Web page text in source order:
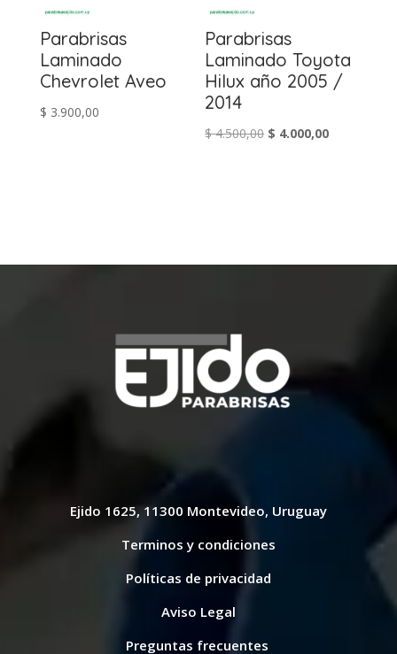
Parabrisas
Laminado
Chevrolet Aveo
$ 3.900,00
Parabrisas
Laminado Toyota
Hilux año 2005 /
2014
$4.500,00 El
$ 4.000,00El
Ejido 1625, 11300 Montevideo, Uruguay
Terminos y condiciones
Políticas de privacidad
Aviso Legal
Preguntas frecuentes